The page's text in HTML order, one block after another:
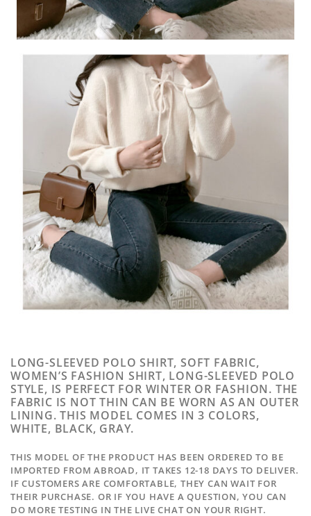
LONG-SLEEVED POLO SHIRT, SOFT FABRIC,
WOMEN’S FASHION SHIRT, LONG-SLEEVED POLO
STYLE, IS PERFECT FOR WINTER OR FASHION. THE
FABRIC IS NOT THIN CAN BE WORN AS AN OUTER
LINING. THIS MODEL COMES IN 3 COLORS,
WHITE, BLACK, GRAY.
THIS MODEL OF THE PRODUCT HAS BEEN ORDERED TO BE
IMPORTED FROM ABROAD, IT TAKES 12-18 DAYS TO DELIVER.
IF CUSTOMERS ARE COMFORTABLE, THEY CAN WAIT FOR
THEIR PURCHASE. OR IF YOU HAVE A QUESTION, YOU CAN
DO MORE TESTING IN THE LIVE CHAT ON YOUR RIGHT.